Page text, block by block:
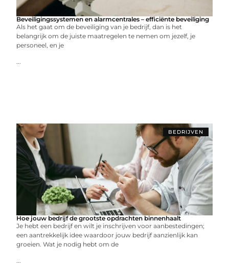
Beveiligingssystemen en alarmcentrales – efficiënte beveiliging
Als het gaat om de beveiliging van je bedrijf, dan is het
belangrijk om de juiste maatregelen te nemen om jezelf, je
personeel, en je
...
BEDRIJVEN
Hoe jouw bedrijf de grootste opdrachten binnenhaalt
Je hebt een bedrijf en wilt je inschrijven voor aanbestedingen;
een aantrekkelijk idee waardoor jouw bedrijf aanzienlijk kan
groeien. Wat je nodig hebt om de
...